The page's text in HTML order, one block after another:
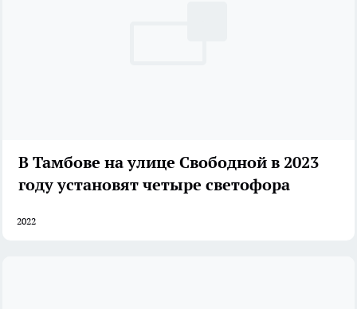
В Тамбове на улице Свободной в 2023
году установят четыре светофора
2022